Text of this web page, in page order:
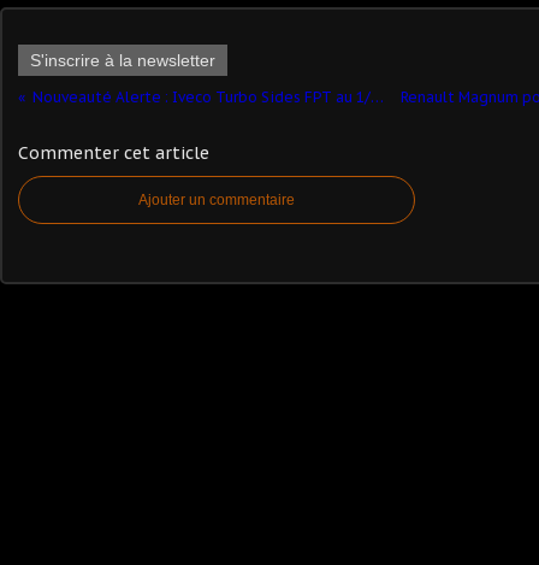
S'inscrire à la newsletter
Nouveauté Alerte : Iveco Turbo Sides FPT au 1/43ème
Commenter cet article
Ajouter un commentaire